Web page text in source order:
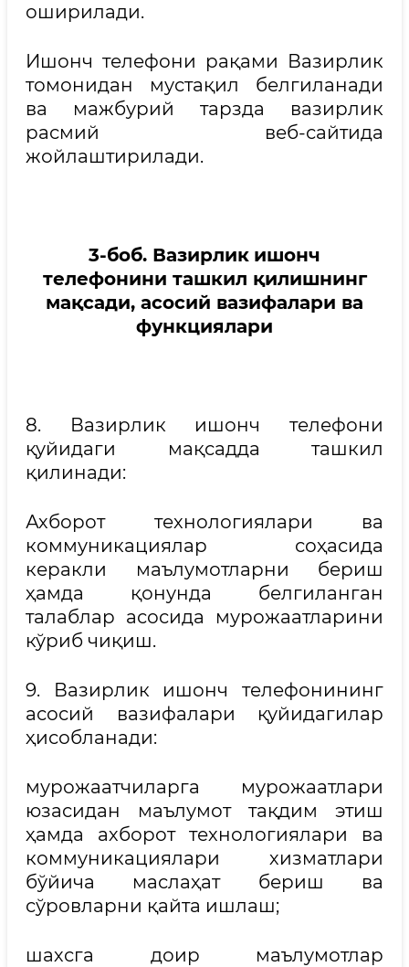
оширилади.
Ишонч телефони рақами Вазирлик
томонидан мустақил белгиланади
ва мажбурий тарзда вазирлик
расмий веб-сайтида
жойлаштирилади.
3-боб. Вазирлик ишонч
телефонини ташкил қилишнинг
мақсади, асосий вазифалари ва
функциялари
8. Вазирлик ишонч телефони
қуйидаги мақсадда ташкил
қилинади:
Ахборот технологиялари ва
коммуникациялар соҳасида
керакли маълумотларни бериш
ҳамда қонунда белгиланган
талаблар асосида мурожаатларини
кўриб чиқиш.
9. Вазирлик ишонч телефонининг
асосий вазифалари қуйидагилар
ҳисобланади:
мурожаатчиларга мурожаатлари
юзасидан маълумот тақдим этиш
ҳамда ахборот технологиялари ва
коммуникациялари хизматлари
бўйича маслаҳат бериш ва
сўровларни қайта ишлаш;
шахсга доир маълумотлар